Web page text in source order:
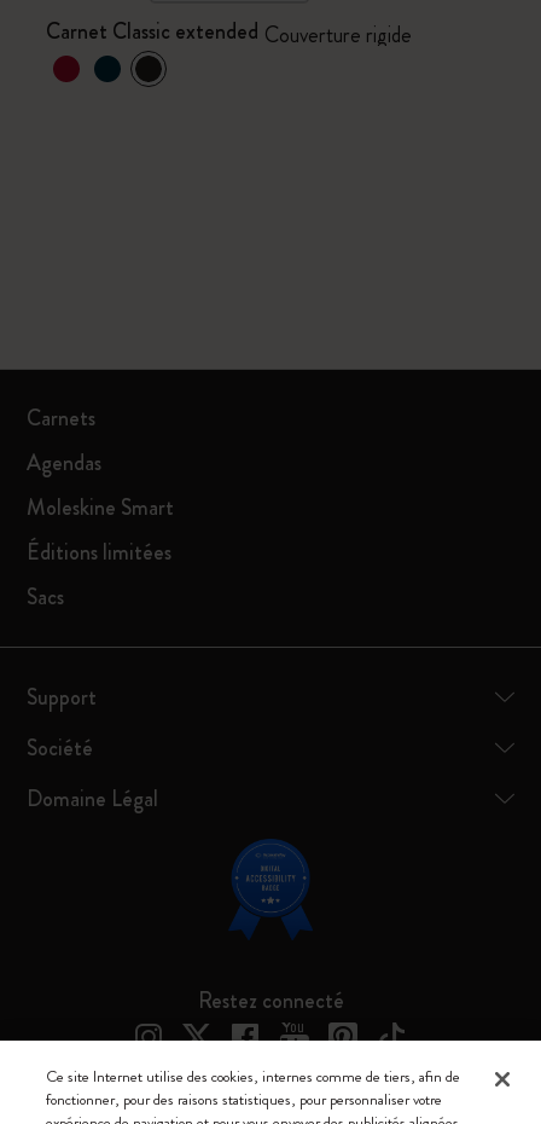
Carnet Classic extended Couverture rigide
Carnets
Agendas
Moleskine Smart
Éditions limitées
Sacs
Support
Société
Domaine Légal
Restez connecté
Ce site Internet utilise des cookies, internes comme de tiers, afin de
fonctionner, pour des raisons statistiques, pour personnaliser votre